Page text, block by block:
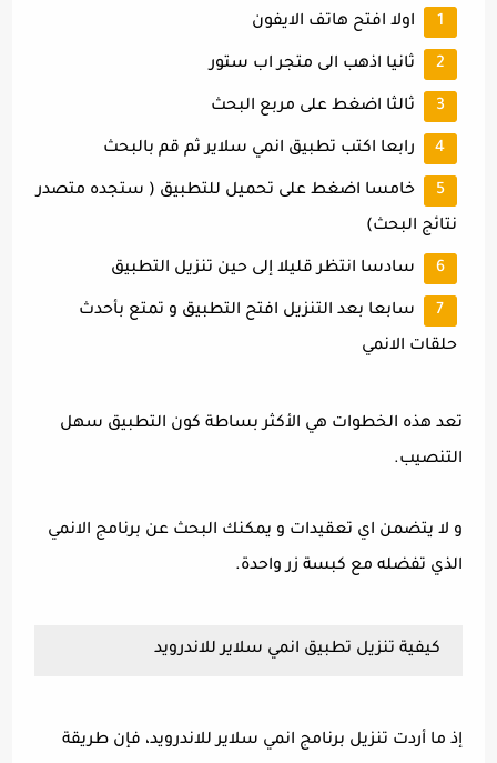
اولا افتح هاتف الايفون
ثانيا اذهب الى متجر اب ستور
ثالثا اضغط على مربع البحث
رابعا اكتب تطبيق انمي سلاير ثم قم بالبحث
خامسا اضغط على تحميل للتطبيق ( ستجده متصدر
نتائج البحث)
سادسا انتظر قليلا إلى حين تنزيل التطبيق
سابعا بعد التنزيل افتح التطبيق و تمتع بأحدث
حلقات الانمي
تعد هذه الخطوات هي الأكثر بساطة كون التطبيق سهل
التنصيب.
و لا يتضمن اي تعقيدات و يمكنك البحث عن برنامج الانمي
الذي تفضله مع كبسة زر واحدة.
كيفية تنزيل تطبيق انمي سلاير للاندرويد
إذ ما أردت تنزيل برنامج انمي سلاير للاندرويد، فإن طريقة